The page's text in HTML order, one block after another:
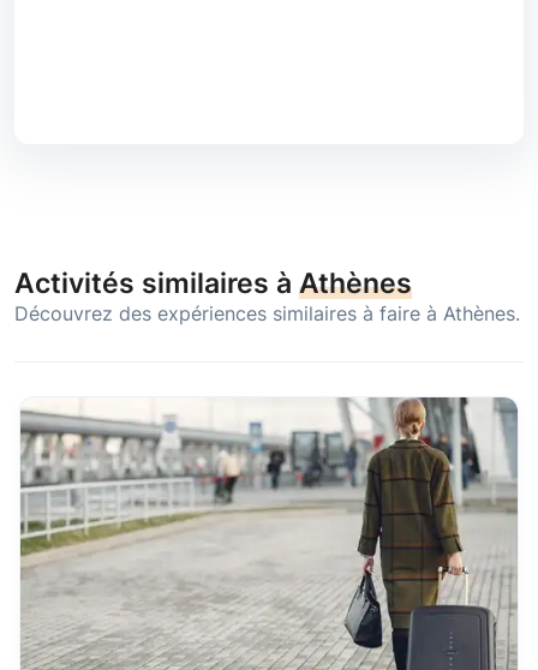
Activités similaires à Athènes
Découvrez des expériences similaires à faire à Athènes.